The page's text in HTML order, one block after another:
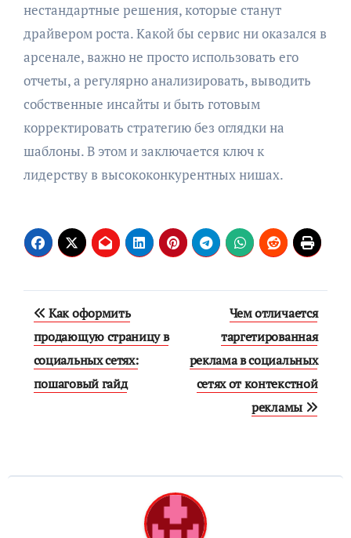
нестандартные решения, которые станут
драйвером роста. Какой бы сервис ни оказался в
арсенале, важно не просто использовать его
отчеты, а регулярно анализировать, выводить
собственные инсайты и быть готовым
корректировать стратегию без оглядки на
шаблоны. В этом и заключается ключ к
лидерству в высококонкурентных нишах.
Навигация
по
записям
Как оформить
продающую страницу в
социальных сетях:
пошаговый гайд
Чем отличается
таргетированная
реклама в социальных
сетях от контекстной
рекламы